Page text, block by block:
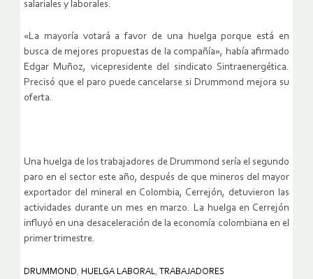
salariales y laborales.
«La mayoría votará a favor de una huelga porque está en
busca de mejores propuestas de la compañía», había afirmado
Edgar Muñoz, vicepresidente del sindicato Sintraenergética.
Precisó que el paro puede cancelarse si Drummond mejora su
oferta.
Una huelga de los trabajadores de Drummond sería el segundo
paro en el sector este año, después de que mineros del mayor
exportador del mineral en Colombia, Cerrejón, detuvieron las
actividades durante un mes en marzo. La huelga en Cerrejón
influyó en una desaceleración de la economía colombiana en el
primer trimestre.
DRUMMOND, HUELGA LABORAL, TRABAJADORES